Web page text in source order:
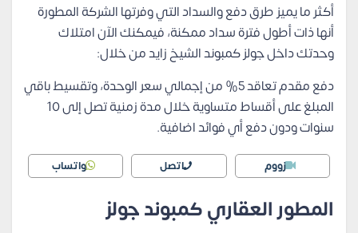
أكثر ما يميز طرق دفع والسداد التي وفرتها الشركة المطورة
أنها ذات أطول فترة سداد ممكنة، فيمكنك الآن امتلاك
وحدتك داخل جولز كمبوند الشيخ زايد من خلال:
دفع مقدم تعاقد 5% من إجمالي سعر الوحدة، وتقسيط باقي
المبلغ على أقساط متساوية خلال مدة زمنية تصل إلى 10
سنوات ودون دفع أي فوائد اضافية.
زووم اتصل واتساب
المطور العقاري كمبوند جولز